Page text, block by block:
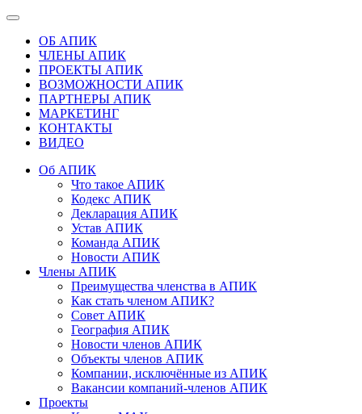
ОБ АПИК
ЧЛЕНЫ АПИК
ПРОЕКТЫ АПИК
ВОЗМОЖНОСТИ АПИК
ПАРТНЕРЫ АПИК
МАРКЕТИНГ
КОНТАКТЫ
ВИДЕО
Об АПИК
Что такое АПИК
Кодекс АПИК
Декларация АПИК
Устав АПИК
Команда АПИК
Новости АПИК
Члены АПИК
Преимущества членства в АПИК
Как стать членом АПИК?
Совет АПИК
География АПИК
Новости членов АПИК
Объекты членов АПИК
Компании, исключённые из АПИК
Вакансии компаний-членов АПИК
Проекты